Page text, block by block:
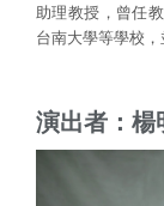
助理教授，曾任
台南大學等學校
演出者：楊